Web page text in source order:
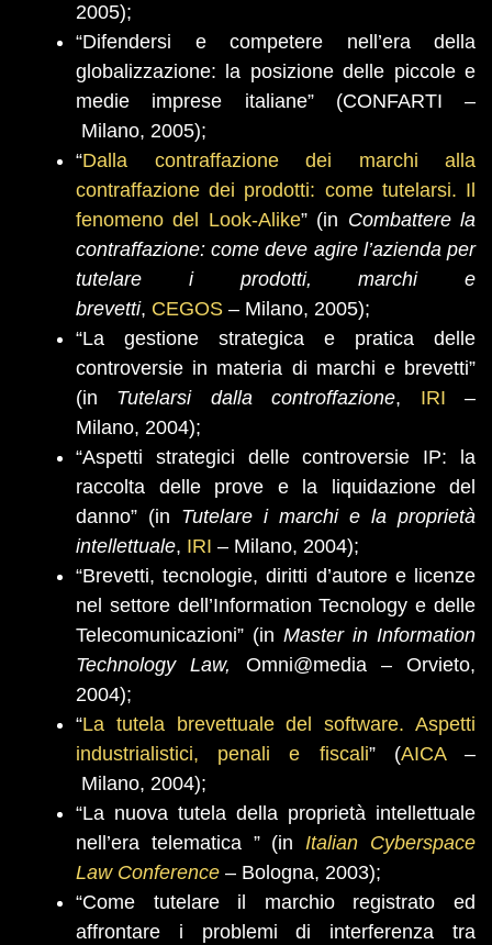
2005);
“Difendersi e competere nell’era della
globalizzazione: la posizione delle piccole e
medie imprese italiane” (CONFARTI –
Milano, 2005);
“Dalla contraffazione dei marchi alla
contraffazione dei prodotti: come tutelarsi. Il
fenomeno del Look-Alike” (in Combattere la
contraffazione: come deve agire l’azienda per
tutelare i prodotti, marchi e
brevetti, CEGOS – Milano, 2005);
“La gestione strategica e pratica delle
controversie in materia di marchi e brevetti”
(in Tutelarsi dalla controffazione, IRI –
Milano, 2004);
“Aspetti strategici delle controversie IP: la
raccolta delle prove e la liquidazione del
danno” (in Tutelare i marchi e la proprietà
intellettuale, IRI – Milano, 2004);
“Brevetti, tecnologie, diritti d’autore e licenze
nel settore dell’Information Tecnology e delle
Telecomunicazioni” (in Master in Information
Technology Law, Omni@media – Orvieto,
2004);
“La tutela brevettuale del software. Aspetti
industrialistici, penali e fiscali” (AICA–
Milano, 2004);
“La nuova tutela della proprietà intellettuale
nell’era telematica ” (inItalian Cyberspace
Law Conference – Bologna, 2003);
“Come tutelare il marchio registrato ed
affrontare i problemi di interferenza tra